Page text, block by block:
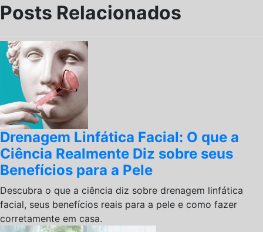
Posts Relacionados
Drenagem Linfática Facial: O que a
Ciência Realmente Diz sobre seus
Benefícios para a Pele
Descubra o que a ciência diz sobre drenagem linfática
facial, seus benefícios reais para a pele e como fazer
corretamente em casa.